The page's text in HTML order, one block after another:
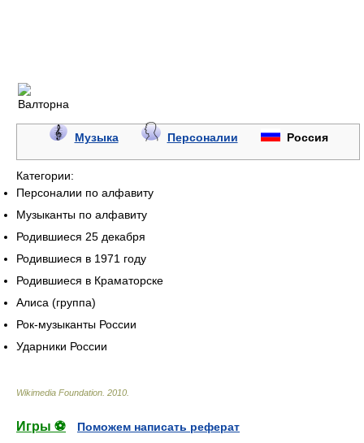
Музыка Персоналии Россия
Категории:
Персоналии по алфавиту
Музыканты по алфавиту
Родившиеся 25 декабря
Родившиеся в 1971 году
Родившиеся в Краматорске
Алиса (группа)
Рок-музыканты России
Ударники России
Wikimedia Foundation 2010
Игры ⚽
Поможем написать реферат